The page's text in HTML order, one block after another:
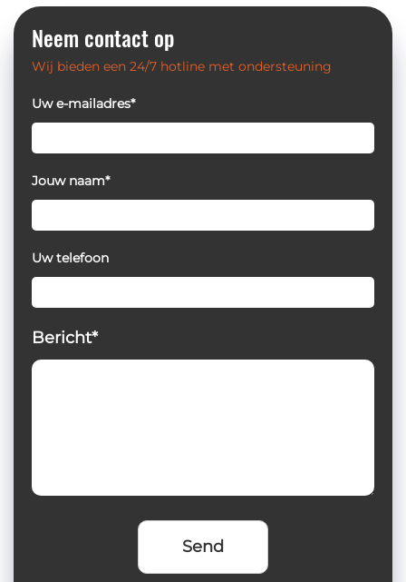
Neem contact op
Wij bieden een 24/7 hotline met ondersteuning
Uw e-mailadres*
Jouw naam*
Uw telefoon
Bericht*